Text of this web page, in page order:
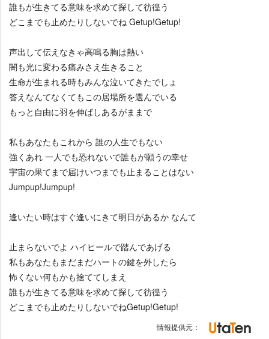
誰もが生きてる意味を求めて探して彷徨う
どこまでも止めたりしないでね Getup!Getup!
声出して伝えなきゃ高鳴る胸は熱い
闇も光に変わる痛みさえ生きること
生命が生まれる時もみんな泣いてきたでしょ
答えなんてなくてもこの居場所を選んでいる
もっと自由に羽を伸ばしあるがままで
私もあなたもこれから 誰の人生でもない
強くあれ 一人でも恐れないで誰もが願うの幸せ
宇宙の果てまで届けいつまでも止まることはない
Jumpup!Jumpup!
逢いたい時はすぐ逢いにきて明日があるか なんて
止まらないでよ ハイヒールで踏んであげる
私もあなたもまだまだハートの鍵を外したら
怖くない何もかも捨ててしまえ
誰もが生きてる意味を求めて探して彷徨う
どこまでも止めたりしないでねGetup!Getup!
情報提供元：